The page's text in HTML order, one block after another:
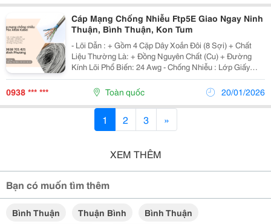
Cáp Mạng Chống Nhiễu Ftp5E Giao Ngay Ninh
Thuận, Bình Thuận, Kon Tum
- Lõi Dẫn : + Gồm 4 Cặp Dây Xoắn Đôi (8 Sợi) + Chất
Liệu Thường Là: + Đồng Nguyên Chất (Cu) + Đường
Kính Lõi Phổ Biến: 24 Awg - Chống Nhiễu : Lớp Giấy
Bạc Al Foil - Chất Liệu : Pvc - Ứng Dụng : + Hệ Thống
Mạng Lan + Khu Vực Có Nhiễu...
0938 *** *** Toàn quốc 20/01/2026
1 2 3 »
XEM THÊM
Bạn có muốn tìm thêm
Bình Thuận Thuận Bình
Bình Thuận